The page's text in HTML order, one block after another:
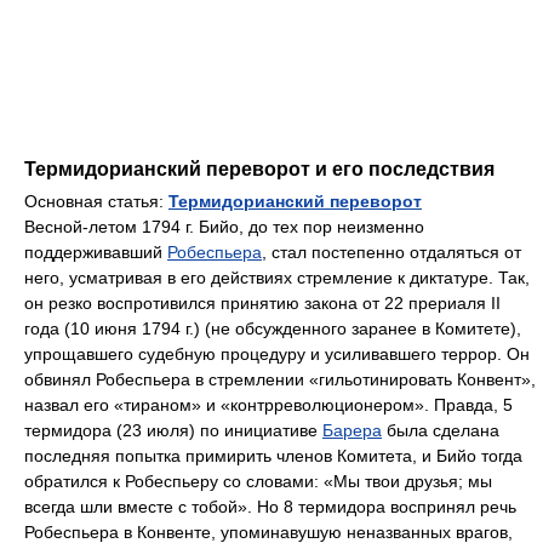
Термидорианский переворот и его последствия
Основная статья: Термидорианский переворот
Весной-летом 1794 г. Бийо, до тех пор неизменно
поддерживавший Робеспьера , стал постепенно отдаляться от
него, усматривая в его действиях стремление к диктатуре. Так,
он резко воспротивился принятию закона от 22 прериаля II
года (10 июня 1794 г.) (не обсужденного заранее в Комитете),
упрощавшего судебную процедуру и усиливавшего террор. Он
обвинял Робеспьера в стремлении «гильотинировать Конвент»,
назвал его «тираном» и «контрреволюционером». Правда, 5
термидора (23 июля) по инициативе Барера была сделана
последняя попытка примирить членов Комитета, и Бийо тогда
обратился к Робеспьеру со словами: «Мы твои друзья; мы
всегда шли вместе с тобой». Но 8 термидора воспринял речь
Робеспьера в Конвенте, упоминавушую неназванных врагов,